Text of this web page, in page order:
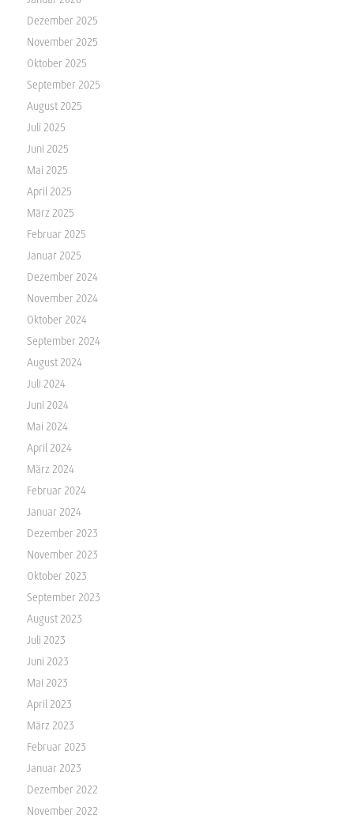
Dezember 2025
November 2025
Oktober 2025
September 2025
August 2025
Juli 2025
Juni 2025
Mai 2025
April 2025
März 2025
Februar 2025
Januar 2025
Dezember 2024
November 2024
Oktober 2024
September 2024
August 2024
Juli 2024
Juni 2024
Mai 2024
April 2024
März 2024
Februar 2024
Januar 2024
Dezember 2023
November 2023
Oktober 2023
September 2023
August 2023
Juli 2023
Juni 2023
Mai 2023
April 2023
März 2023
Februar 2023
Januar 2023
Dezember 2022
November 2022